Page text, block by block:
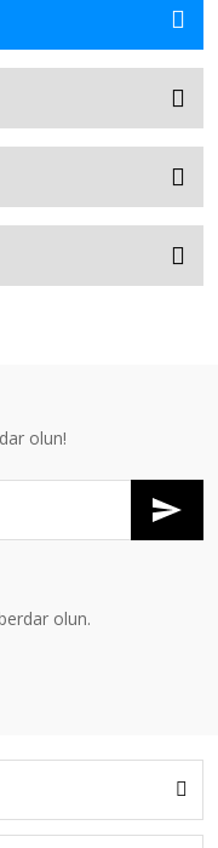
olun!
olun.